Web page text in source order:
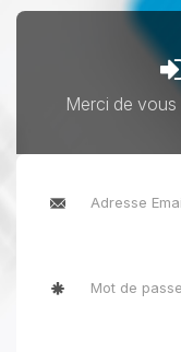
Merci de vous